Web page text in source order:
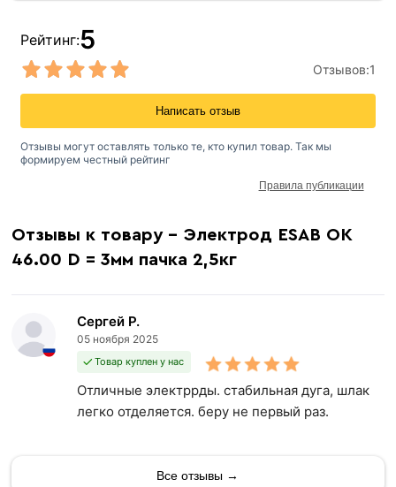
Отзывы к товару - Электрод ESAB ОК
46.00 D = 3мм пачка 2,5кг
Сергей Р.
05 ноября 2025
Товар куплен у нас
Отличные электррды. стабильная дуга, шлак
легко отделяется. беру не первый раз.
Все отзывы →
Рейтинг:5
Отзывов:1
Написать отзыв
Отзывы могут оставлять только те, кто купил товар. Так мы
формируем честный рейтинг
Правила публикации